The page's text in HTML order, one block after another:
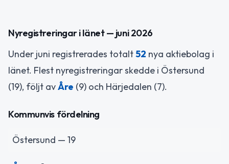
Nyregistreringar i länet — juni 2026
Under juni registrerades totalt52 nya aktiebolag i
länet. Flest nyregistreringar skedde i Östersund
(19), följt avÅre (9) och Härjedalen (7).
Kommunvis fördelning
Östersund — 19